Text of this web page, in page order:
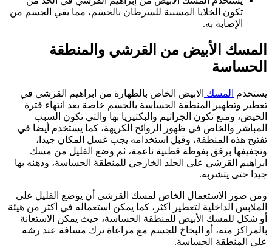
تكون الخلايا المسببة للسرطان بالجسم، مما يقي الجسم من
الإصابة به.
المسك الأبيض من القرشي والمنطقة
الحساسة
يستخدم المسك الابيض الخاص بالطهارة من ابراهيم القرشي في
تعطير وتطهير المنطقة الحساسة بالجسم خاصة بعد انتهاء فترة
الحيض، ومنع تكون الجراثيم والبكتيريا بها والتي تكون السبب
المباشر والخاص في ظهور الروائح الكريهة، كما يستخدم أيضا في
تفتيح هذه المنطقة، وقبل استخدامه يجب غسل المكان جيدا،
وتجفيفها برفق بفوطة قطنية ناعمة، ثم وضع القليل من مسك
ابراهيم القرشي على الجلد الخارجي للمنطقة الحساسة، ودهنه بها
جيدا حتى يتشربه.
ومن صور الاستعمال الخاص لمسك القرشي أن يوضع القليل على
الملابس الداخلية لتعطير أكثر، كما يمكن استعماله في أكثر من هيئة
أو شكل للمسك الأبيض للمنطقة الحساسة، حيث يمكن الاستعانة
بالمراكز منه، أو البخاخ للجسم مع مراعاة ترك مسافة عند رشه
على المنطقة الحساسة.